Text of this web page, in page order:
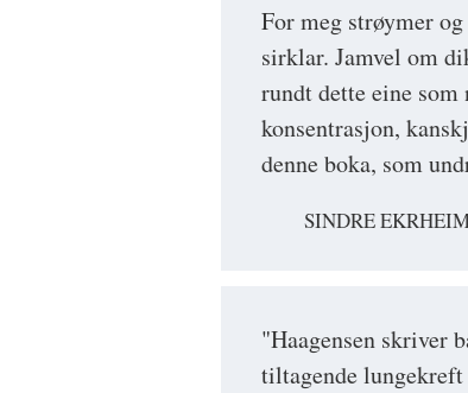
For meg strøymer
sirklar. Jamvel om
rundt dette eine
konsentrasjon,
denne boka, som
SINDRE
"Haagensen skriver
tiltagende